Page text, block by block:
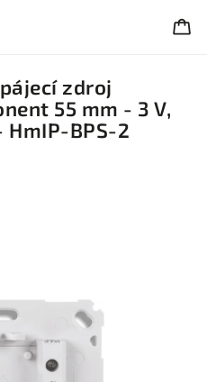
zdroj
55 mm - 3 V,
BPS-2